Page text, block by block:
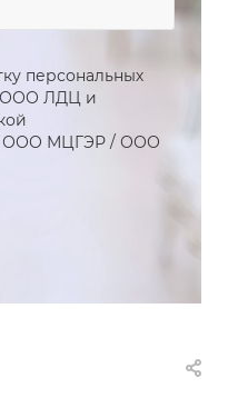
персональных
ООО ЛДЦ и
ООО МЦГЭР / ООО